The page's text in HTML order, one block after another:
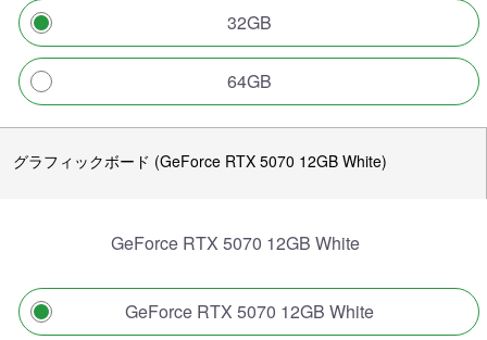
32GB
64GB
グラフィックボード (GeForce RTX 5070 12GB White)
GeForce RTX 5070 12GB White
GeForce RTX 5070 12GB White